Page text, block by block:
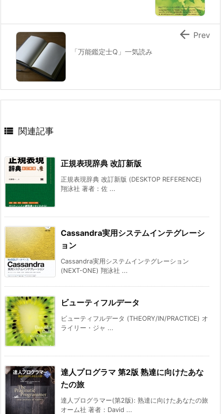
「万能鑑定士Q」一気読み
 Prev
 関連記事
正規表現辞典 改訂新版
正規表現辞典 改訂新版 (DESKTOP REFERENCE)
翔泳社 著者：佐 ...
Cassandra実用システムインテグレーシ
ョン
Cassandra実用システムインテグレーション
(NEXT-ONE) 翔泳社 ...
ビューティフルデータ
ビューティフルデータ (THEORY/IN/PRACTICE) オ
ライリー・ジャ ...
達人プログラマ 第2版 熟達に向けたあな
たの旅
達人プログラマー(第2版): 熟達に向けたあなたの旅
オーム社 著者：David ...